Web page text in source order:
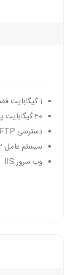
1 گیگابایت فضا
20 گیگابایت پهنای باند ماهیانه
دسترسی FTP نامحدود
سیستم عامل Windows Server 2022
وب سرور IIS